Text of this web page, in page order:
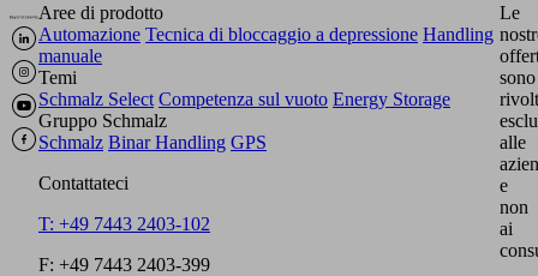
Aree di prodotto
Automazione Tecnica di bloccaggio a depressione Handling
manuale
Temi
Schmalz Select Competenza sul vuoto Energy Storage
Gruppo Schmalz
Schmalz Binar Handling GPS
Contattateci
T: +49 7443 2403-102
F: +49 7443 2403-399
Le
sono
alle
e
non
ai